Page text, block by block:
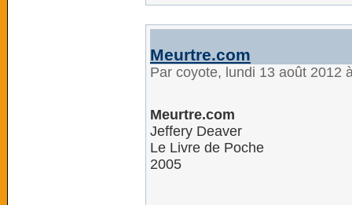
Meurtre.com
Par coyote, lundi 13 août 2012
Meurtre.com
Jeffery Deaver
Le Livre de Poche
2005